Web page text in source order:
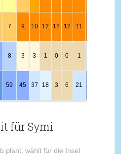
7 9 10 12 12 12 11
8 3 3 1 0 0 1
59 45 37 18 3 6 21
für Symi
plant, wählt für die Insel